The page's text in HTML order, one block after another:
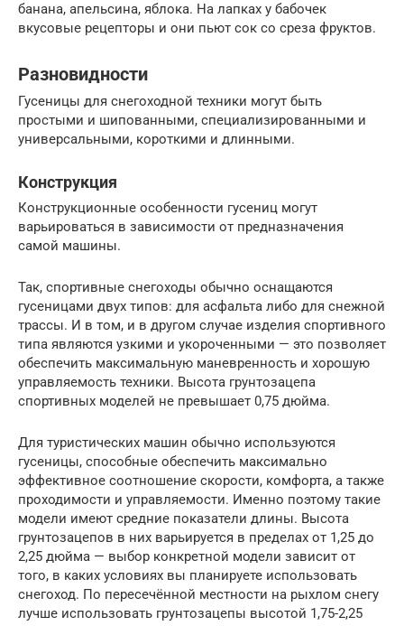
банана, апельсина, яблока. На лапках у бабочек
вкусовые рецепторы и они пьют сок со среза фруктов.
Разновидности
Гусеницы для снегоходной техники могут быть
простыми и шипованными, специализированными и
универсальными, короткими и длинными.
Конструкция
Конструкционные особенности гусениц могут
варьироваться в зависимости от предназначения
самой машины.
Так, спортивные снегоходы обычно оснащаются
гусеницами двух типов: для асфальта либо для снежной
трассы. И в том, и в другом случае изделия спортивного
типа являются узкими и укороченными — это позволяет
обеспечить максимальную маневренность и хорошую
управляемость техники. Высота грунтозацепа
спортивных моделей не превышает 0,75 дюйма.
Для туристических машин обычно используются
гусеницы, способные обеспечить максимально
эффективное соотношение скорости, комфорта, а также
проходимости и управляемости. Именно поэтому такие
модели имеют средние показатели длины. Высота
грунтозацепов в них варьируется в пределах от 1,25 до
2,25 дюйма — выбор конкретной модели зависит от
того, в каких условиях вы планируете использовать
снегоход. По пересечённой местности на рыхлом снегу
лучше использовать грунтозацепы высотой 1,75-2,25